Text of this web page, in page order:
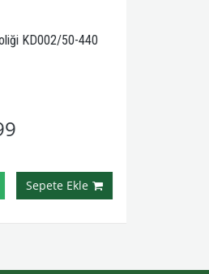
KD002/50-440
Sepete Ekle